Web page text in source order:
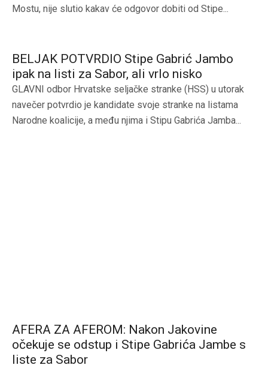
Mostu, nije slutio kakav će odgovor dobiti od Stipe...
BELJAK POTVRDIO Stipe Gabrić Jambo
ipak na listi za Sabor, ali vrlo nisko
GLAVNI odbor Hrvatske seljačke stranke (HSS) u utorak
navečer potvrdio je kandidate svoje stranke na listama
Narodne koalicije, a među njima i Stipu Gabrića Jamba...
AFERA ZA AFEROM: Nakon Jakovine
očekuje se odstup i Stipe Gabrića Jambe s
liste za Sabor